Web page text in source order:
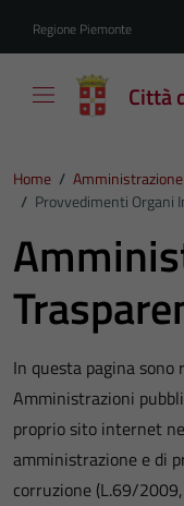
Regione Piemonte
Città
Home /
/ Provvedimenti Organi
In questa pagina
Amministrazioni
proprio sito internet
amministrazione e di
corruzione (L.69/